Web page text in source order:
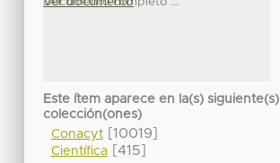
Este ítem aparece en la(s) siguiente(s)
colección(ones)
Conacyt[10019]
Científica[415]